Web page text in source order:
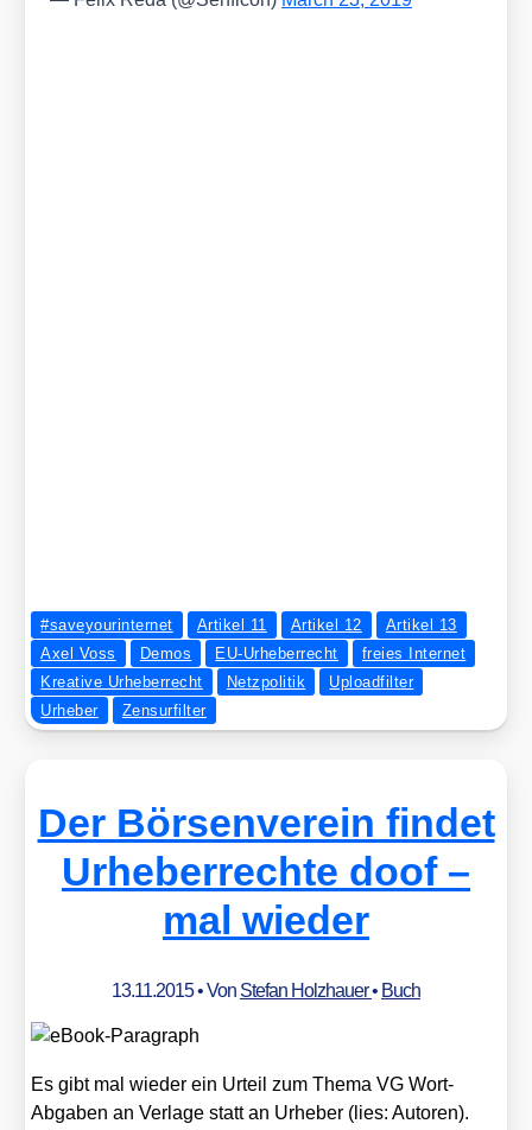
#saveyourinternet Artikel 11 Artikel 12
Artikel 13
Axel Voss
Demos EU-Urheberrecht
freies Internet
Kreative Urheberrecht
Netzpolitik
Uploadfilter
Urheber
Zensurfilter
Der Börsenverein findet
Urheberrechte doof –
mal wieder
13.11.2015• Von Stefan Holzhauer• Buch
Es gibt mal wie­der ein Urteil zum The­ma VG Wort-
Abga­ben an Ver­la­ge statt an Urhe­ber (lies: Autoren).